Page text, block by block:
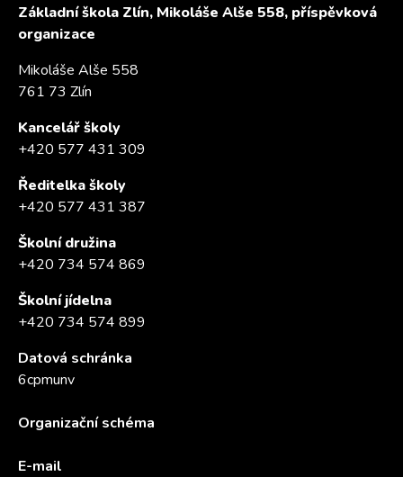
Základní škola Zlín, Mikoláše Alše 558, příspěvková
organizace
Mikoláše Alše 558
761 73 Zlín
Kancelář školy
+420 577 431 309
Ředitelka školy
+420 577 431 387
Školní družina
+420 734 574 869
Školní jídelna
+420 734 574 899
Datová schránka
6cpmunv
Organizační schéma
E-mail